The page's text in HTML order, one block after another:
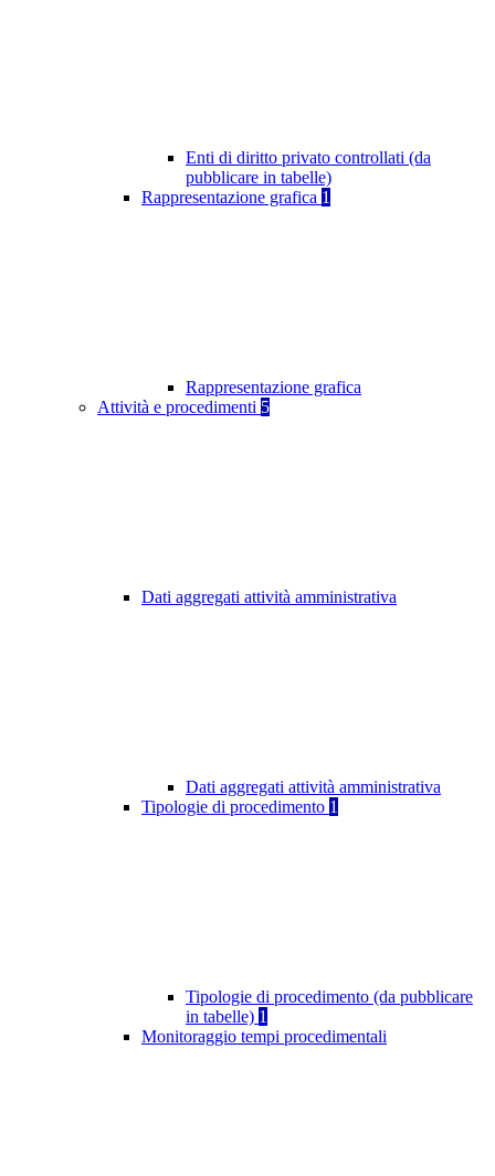
Enti di diritto privato controllati (da
pubblicare in tabelle)
Rappresentazione grafica 1
Rappresentazione grafica
Attività e procedimenti 5
Dati aggregati attività amministrativa
Dati aggregati attività amministrativa
Tipologie di procedimento 1
Tipologie di procedimento (da pubblicare
in tabelle) 1
Monitoraggio tempi procedimentali